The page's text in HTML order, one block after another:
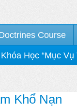
Course
Khóa Học “Mục
Khổ Nạn